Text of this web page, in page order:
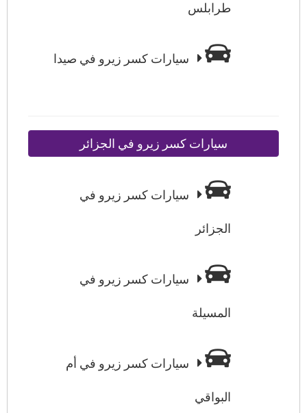
طرابلس
سيارات كسر زيرو في صيدا
سيارات كسر زيرو في الجزائر
سيارات كسر زيرو في
الجزائر
سيارات كسر زيرو في
المسيلة
سيارات كسر زيرو في أم
البواقي